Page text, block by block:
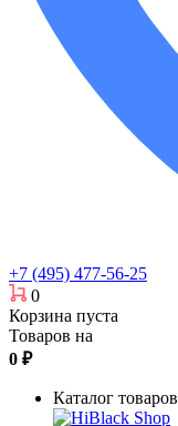
+7 (495) 477-56-25
0
Корзина пуста
Товаров на
0 ₽
Каталог товаров